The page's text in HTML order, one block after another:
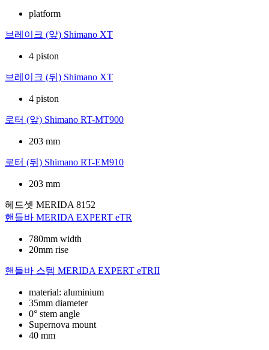
platform
브레이크 (앞) Shimano XT
4 piston
브레이크 (뒤) Shimano XT
4 piston
로터 (앞) Shimano RT-MT900
203 mm
로터 (뒤) Shimano RT-EM910
203 mm
헤드셋 MERIDA 8152
핸들바 MERIDA EXPERT eTR
780mm width
20mm rise
핸들바 스템 MERIDA EXPERT eTRII
material: aluminium
35mm diameter
0° stem angle
Supernova mount
40 mm